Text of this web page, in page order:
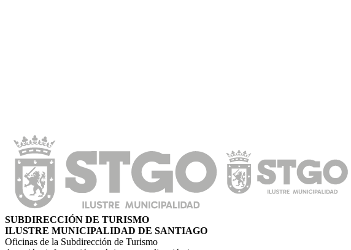
SUBDIRECCIÓN DE TURISMO
ILUSTRE MUNICIPALIDAD DE SANTIAGO
Oficinas de la Subdirección de Turismo